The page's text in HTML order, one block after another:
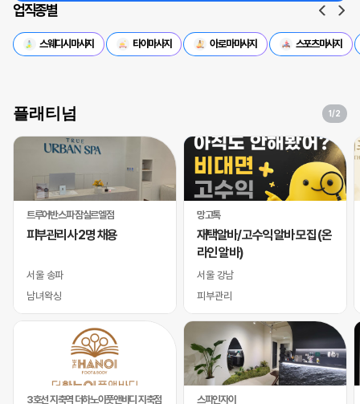
업직종별
스웨디시마사지 타이마사지 아로마마사지 스포츠마사지
플래티넘 1/2
트루어반스파 잠실르엘점
피부관리사 2명 채용
서울 송파
남녀왁싱
3호선 지축역 더하노이풋앤바디 지축점
망고톡
재택알바/ 고수익 알바 모집 (온
라인 알바)
서울 강남
피부관리
스파인자이